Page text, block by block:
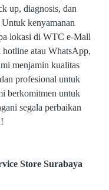
up, diagnosis, dan
kenyamanan
lokasi di WTC e-Mall
hotline atau WhatsApp,
menjamin kualitas
profesional untuk
berkomitmen untuk
segala perbaikan
Store Surabaya